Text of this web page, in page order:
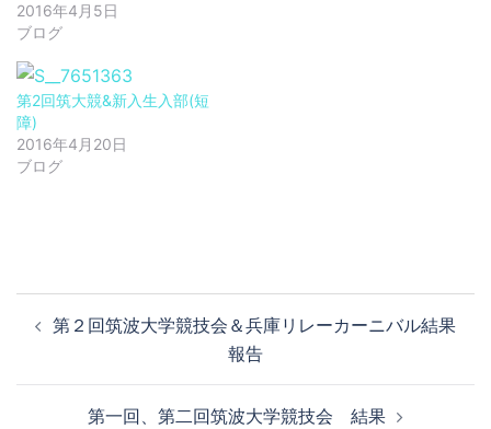
2016年4月5日
ブログ
第2回筑大競&新入生入部(短
障)
2016年4月20日
ブログ
稿 第２回筑波大学競技会＆兵庫リレーカーニバル結果
報告
第一回、第二回筑波大学競技会 結果